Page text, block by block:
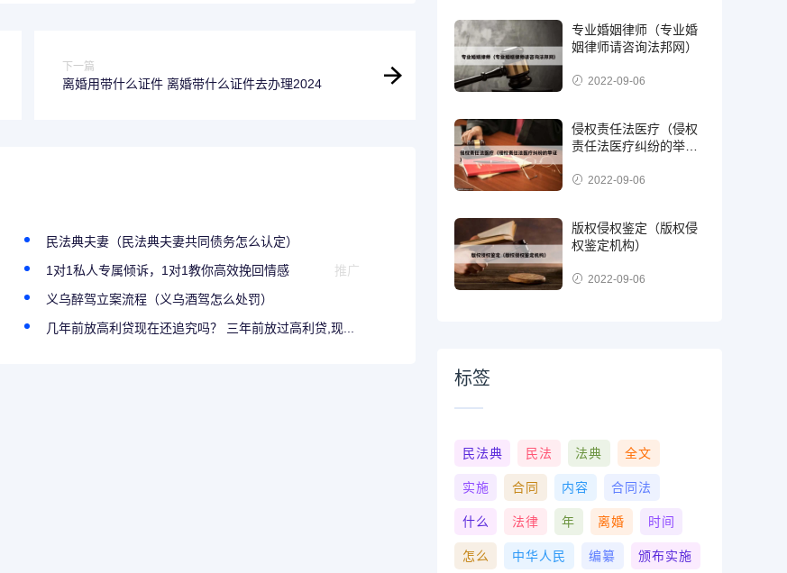
下一篇
离婚用带什么证件 离婚带什么证件去办理2024
民法典夫妻（民法典夫妻共同债务怎么认定）
1对1私人专属倾诉，1对1教你高效挽回情感
推广
义乌醉驾立案流程（义乌酒驾怎么处罚）
几年前放高利贷现在还追究吗？ 三年前放过高利贷,现...
专业婚姻律师（专业婚
姻律师请咨询法邦网）
2022-09-06
侵权责任法医疗（侵权
责任法医疗纠纷的举
2022-09-06
版权侵权鉴定（版权侵
权鉴定机构）
2022-09-06
标签
民法典 民法 法典 全文
实施 合同 内容 合同法
什么 法律 年 离婚 时间
怎么 中华人民 编纂 颁布实施